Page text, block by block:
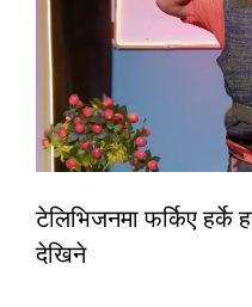
टेलिभिजनमा फर्किए हर्के
देखिने